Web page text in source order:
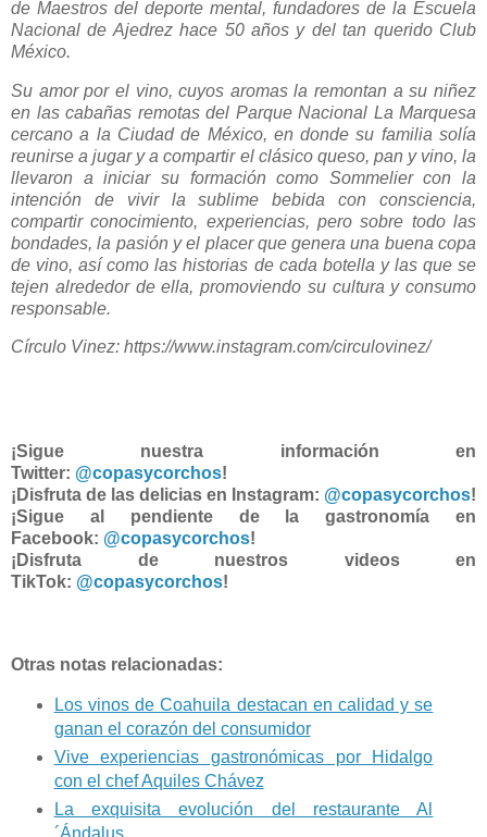
de Maestros del deporte mental, fundadores de la Escuela
Nacional de Ajedrez hace 50 años y del tan querido Club
México.
Su amor por el vino, cuyos aromas la remontan a su niñez
en las cabañas remotas del Parque Nacional La Marquesa
cercano a la Ciudad de México, en donde su familia solía
reunirse a jugar y a compartir el clásico queso, pan y vino, la
llevaron a iniciar su formación como Sommelier con la
intención de vivir la sublime bebida con consciencia,
compartir conocimiento, experiencias, pero sobre todo las
bondades, la pasión y el placer que genera una buena copa
de vino, así como las historias de cada botella y las que se
tejen alrededor de ella, promoviendo su cultura y consumo
responsable.
Círculo Vinez: https://www.instagram.com/circulovinez/
¡Sigue nuestra información en
Twitter: @copasycorchos!
¡Disfruta de las delicias en Instagram: @copasycorchos!
¡Sigue al pendiente de la gastronomía en
Facebook: @copasycorchos!
¡Disfruta de nuestros videos en
TikTok: @copasycorchos!
Otras notas relacionadas:
Los vinos de Coahuila destacan en calidad y se
ganan el corazón del consumidor
Vive experiencias gastronómicas por Hidalgo
con el chef Aquiles Chávez
La exquisita evolución del restaurante Al
´Ándalus